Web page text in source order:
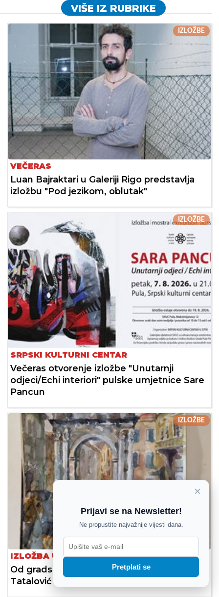
VIŠE IZ RUBRIKE
IZLOŽBE
VEČERAS
Luan Bajraktari u Galeriji Rigo predstavlja
izložbu "Pod jezikom, oblutak"
IZLOŽBE
SRPSKI KULTURNI CENTAR
Večeras otvorenje izložbe "Unutarnji
odjeci/Echi interiori" pulske umjetnice Sare
Pancun
IZLOŽBE
IZLOŽBA U GALERIJI STARI GRAD
Od gradskih ulica do morskih uvala: Dušan
Tatalović akvarelom bilježi duh Pule
×
Prijavi se na Newsletter!
Ne propustite najvažnije vijesti dana.
Pretplati se